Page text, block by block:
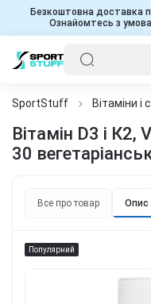
Безкоштовна доставка
Ознайомтесь з
SportStuff Вітаміни
Вітамін D3 і
30
Все про товар Опис
Популярний